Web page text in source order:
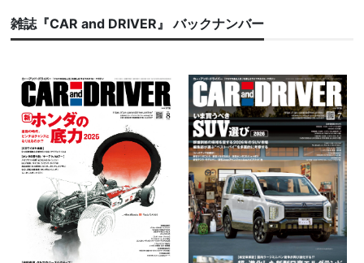
雑誌『CAR and DRIVER』 バックナンバー